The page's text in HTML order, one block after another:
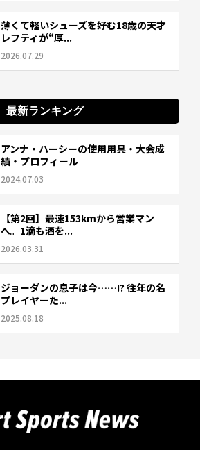
薄くて軽いシューズを好む18歳の天才
レフティが“厚...
2026.07.29
最新ランキング
アンナ・ハーシーの使用用具・大会成
績・プロフィール
2024.07.03
【第2回】最速153kmから営業マン
へ。1滴も酒を...
2026.03.31
ジョーダンの息子は今……!? 往年の名
プレイヤーた...
2025.08.18